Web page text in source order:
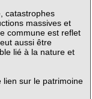
catastrophes
massives et
commune est reflet
aussi être
lié à la nature et
lien sur le patrimoine